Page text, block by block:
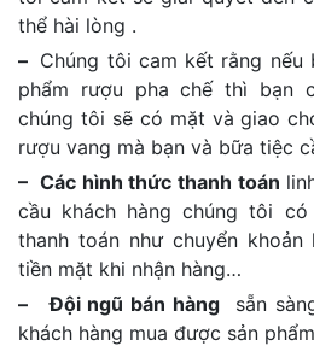
thể hài lòng .
– Chúng tôi cam kết rằng nếu
phẩm rượu pha chế thì bạn
chúng tôi sẽ có mặt và giao
rượu vang mà bạn và bữa tiệc
– Các hình thức thanh toán
cầu khách hàng chúng tôi
thanh toán như chuyển
tiền mặt khi nhận hàng…
– Đội ngũ bán hàng
sẵn
khách hàng mua được sản